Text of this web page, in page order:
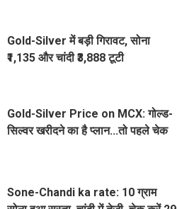
Gold-Silver में बड़ी गिरावट, सोना
₹1,135 और चांदी ₹3,888 टूटी
Gold-Silver Price on MCX: गोल्ड-
सिल्वर खरीदने का है प्लान...तो पहले चेक
Sone-Chandi ka rate: 10 ग्राम